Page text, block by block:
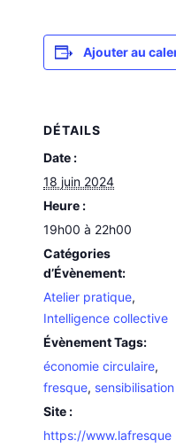
Ajouter au
DÉTAILS
Date :
18 juin 2024
Heure :
19h00 à 22h00
Catégories
d’Évènement:
Atelier pratique,
Intelligence collective
Évènement Tags:
économie circulaire,
fresque, sensibilisation
Site :
https://www.lafresque